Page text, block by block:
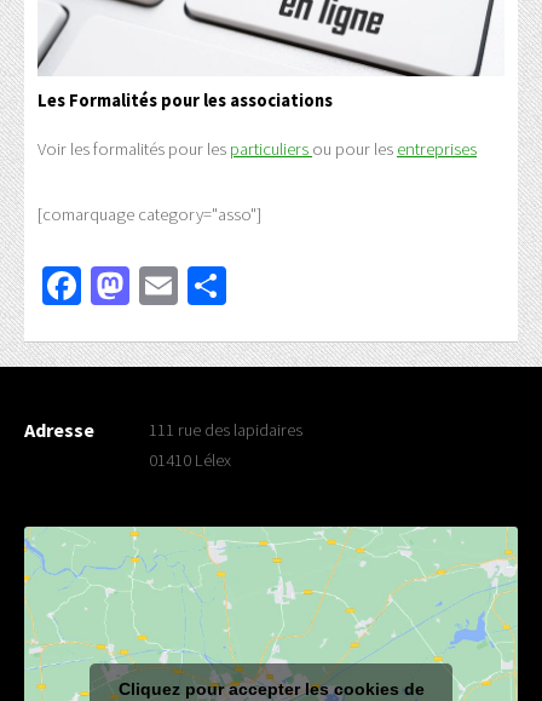
Les Formalités pour les associations
Voir les formalités pour les particuliers ou pour les entreprises
[comarquage category="asso"]
Facebook
Mastodon
Email
Adresse
111 rue des lapidaires
01410 Lélex
Cliquez pour accepter les cookies de